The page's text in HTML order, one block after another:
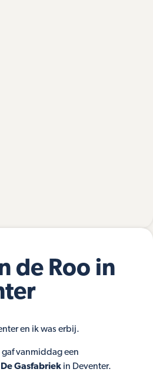
de Roo in
en ik was erbij.
gaf vanmiddag een
De Gasfabriek in Deventer.